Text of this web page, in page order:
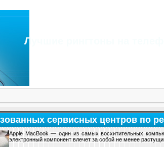
Лучшие рингтоны на
сервисных центров по
Apple MacBook — один из самых восхитительных
электронный компонент влечет за собой не менее